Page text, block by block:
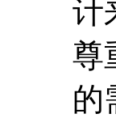
计
尊
的